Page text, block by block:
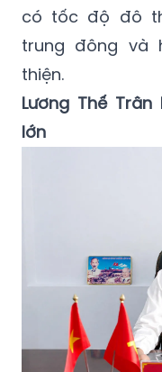
có tốc độ đô
trung đông và
thiện.
Lương Thế
lớn